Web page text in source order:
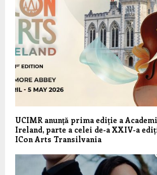
UCIMR anunță prima ediție a
Ireland, parte a celei de-a XXIV-a
ICon Arts Transilvania